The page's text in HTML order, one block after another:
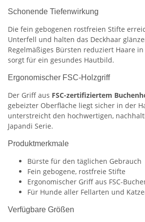
Schonende Tiefenwirkung
Die fein gebogenen rostfreien Stifte
Unterfell und halten das Deckhaar
Regelmäßiges Bürsten reduziert Haare
sorgt für ein gesundes Hautbild.
Ergonomischer FSC-Holzgriff
Der Griff aus FSC-zertifiziertem
gebeizter Oberfläche liegt sicher in der
unterstreicht den hochwertigen,
Japandi Serie.
Produktmerkmale
Bürste für den täglichen Gebrauch
Fein gebogene, rostfreie Stifte
Ergonomischer Griff aus FSC-
Für Hunde aller Fellarten und
Verfügbare Größen